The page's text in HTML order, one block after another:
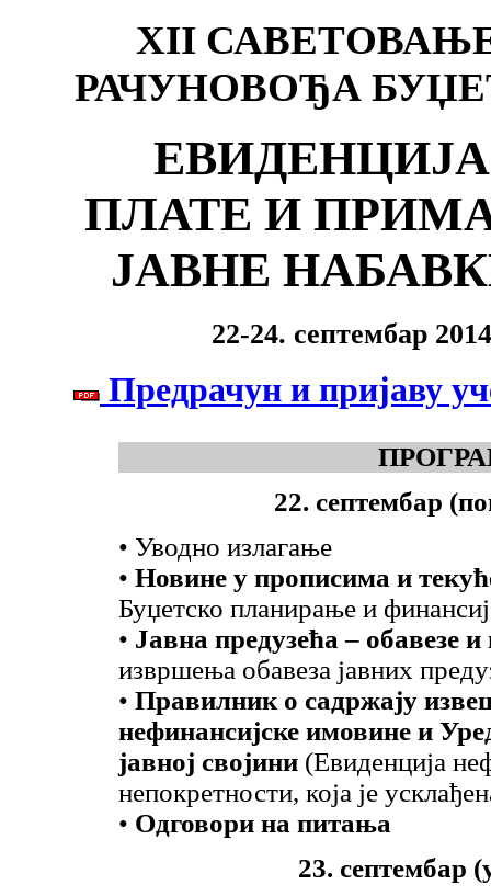
XII
РАЧУНОВОЂА
ПЛАТЕ И
ЈАВНЕ
22-24. септембар
Предрачун и пријаву
22. септембар
• Уводно излагање
• Новине у прописима и
Буџетско планирање и
• Јавна предузећа – обавезе
извршења обавеза јавних
• Правилник о садржају
нефинансијске имовине и
јавној својини(Евиденција
непокретности, која је
• Одговори на питања
23. септембар